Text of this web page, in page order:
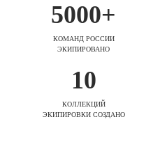
5000+
КОМАНД РОССИИ
ЭКИПИРОВАНО
10
КОЛЛЕКЦИЙ
ЭКИПИРОВКИ СОЗДАНО